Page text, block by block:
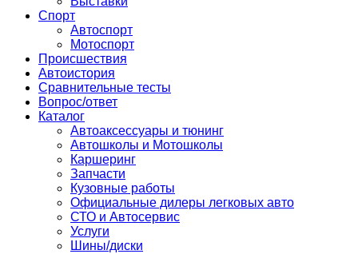
Спорт
Автоспорт
Мотоспорт
Происшествия
Автоистория
Сравнительные тесты
Вопрос/ответ
Каталог
Автоакcессуары и тюнинг
Автошколы и Мотошколы
Каршеринг
Запчасти
Кузовные работы
Официальные дилеры легковых авто
СТО и Автосервис
Услуги
Шины/диски